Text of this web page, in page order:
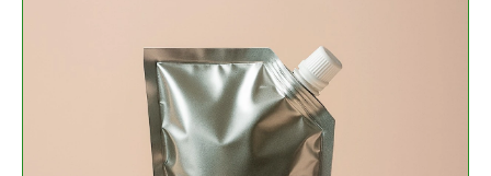
250
ml
Metalizada
cantidad